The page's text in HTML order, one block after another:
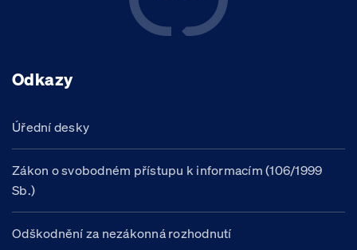
Odkazy
Úřední desky
Zákon o svobodném přístupu k informacím (106/1999
Sb.)
Odškodnění za nezákonná rozhodnutí